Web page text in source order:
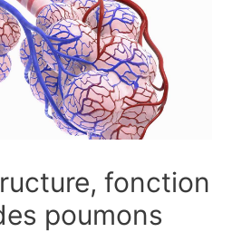
fonction
poumons